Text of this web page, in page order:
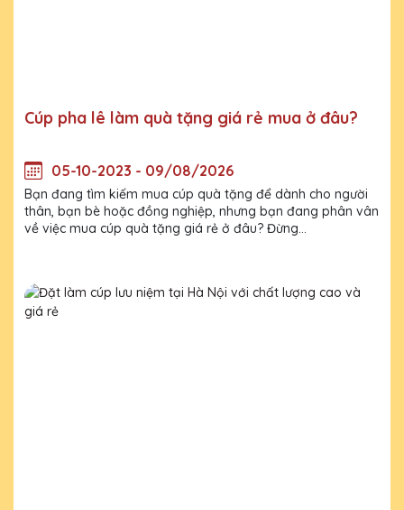
Cúp pha lê làm quà tặng giá rẻ mua ở đâu?
05-10-2023 - 09/08/2026
Bạn đang tìm kiếm mua cúp quà tặng để dành cho người
thân, bạn bè hoặc đồng nghiệp, nhưng bạn đang phân vân
về việc mua cúp quà tặng giá rẻ ở đâu? Đừng...